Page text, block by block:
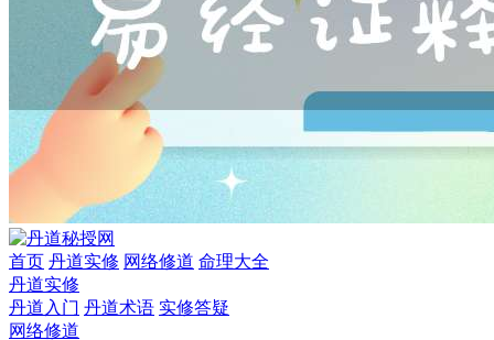
首页 丹道实修 网络修道 命理大全
丹道实修
丹道入门 丹道术语 实修答疑
网络修道